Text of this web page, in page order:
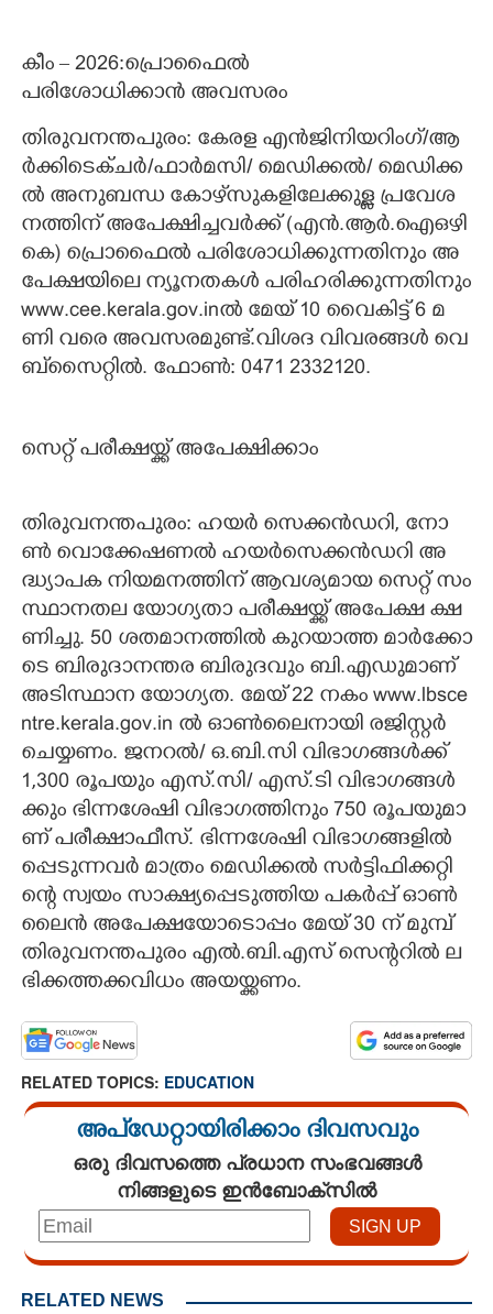
കീം​ ​–​ 2026​:​പ്രൊ​ഫൈ​ൽ
പ​രി​ശോ​ധി​ക്കാ​ൻ​ ​അ​വ​സ​രം
തി​രു​വ​ന​ന്ത​പു​രം​:​ ​കേ​ര​ള​ ​എ​ൻ​ജി​നി​യ​റിം​ഗ്/​ആ​
ർ​ക്കി​ടെ​ക്ച​ർ​/​ഫാ​ർ​മ​സി​/​ ​മെ​ഡി​ക്ക​ൽ​/​ ​മെ​ഡി​ക്ക​
ൽ​ ​അ​നു​ബ​ന്ധ​ ​കോ​ഴ്‌​സു​ക​ളി​ലേ​ക്കു​ള്ള​ ​പ്ര​വേ​ശ​
ന​ത്തി​ന് ​അ​പേ​ക്ഷി​ച്ച​വ​ർ​ക്ക് ​(​എ​ൻ.​ആ​‌​‌​‌​ർ​‌.​ഐ​ഒ​ഴി​
കെ​)​ ​പ്രൊ​ഫൈ​ൽ​ ​പ​രി​ശോ​ധി​ക്കു​ന്ന​തി​നും​ ​അ​
പേ​ക്ഷ​യി​ലെ​ ​ന്യൂ​ന​ത​ക​ൾ​ ​പ​രി​ഹ​രി​ക്കു​ന്ന​തി​നും​
​w​w​w.​c​e​e.​k​e​r​a​l​a.​g​o​v.​i​n​ൽ​ ​മേ​യ് 10​ ​വൈ​കി​ട്ട് 6​ ​മ​
ണി​ ​വ​രെ​ ​അ​വ​സ​ര​മു​ണ്ട്.​വി​ശ​ദ​ ​വി​വ​ര​ങ്ങ​ൾ​ ​വെ​
ബ്‌​സൈ​റ്റി​ൽ.​ ​ഫോ​ൺ​:​ 0471​ 2332120.
സെ​റ്റ് ​പ​രീ​ക്ഷ​യ്ക്ക് ​അ​പേ​ക്ഷി​ക്കാം
തി​രു​വ​ന​ന്ത​പു​രം​:​ ​ഹ​യ​ർ​ ​സെ​ക്ക​ൻ​ഡ​റി,​ ​നോ​
ൺ​ ​വൊ​ക്കേ​ഷ​ണ​ൽ​ ​ഹ​യ​ർ​സെ​ക്ക​ൻ​ഡ​റി​ ​അ​
ദ്ധ്യാ​പ​ക​ ​നി​യ​മ​ന​ത്തി​ന് ​ആ​വ​ശ്യ​മാ​യ​ ​സെ​റ്റ് ​സം​
സ്ഥാ​ന​ത​ല​ ​യോ​ഗ്യ​താ​ ​പ​രീ​ക്ഷ​യ്ക്ക് ​അ​പേ​ക്ഷ​ ​ക്ഷ​
ണി​ച്ചു.​ 50​ ​ശ​ത​മാ​ന​ത്തി​ൽ​ ​കു​റ​യാ​ത്ത​ ​മാ​ർ​ക്കോ​
ടെ​ ​ബി​രു​ദാ​ന​ന്ത​ര​ ​ബി​രു​ദ​വും​ ​ബി.​എ​ഡു​മാ​ണ് ​
അ​ടി​സ്ഥാ​ന​ ​യോ​ഗ്യ​ത.​ ​മേ​യ് 22​ ​ന​കം​ ​w​w​w.​l​b​s​c​e​
n​t​r​e.​k​e​r​a​l​a.​g​o​v.​i​n​ ​ൽ​ ​ഓ​ൺ​ലൈ​നാ​യി​ ​ര​ജി​സ്റ്റ​ർ​ ​
ചെ​യ്യ​ണം.​ ​ജ​ന​റ​ൽ​/​ ​ഒ.​ബി.​സി​ ​വി​ഭാ​ഗ​ങ്ങ​ൾ​ക്ക്
1,300​ ​രൂ​പ​യും​ ​എ​സ്.​സി​/​ ​എ​സ്.​ടി​ ​വി​ഭാ​ഗ​ങ്ങ​ൾ​
ക്കും​ ​ഭി​ന്ന​ശേ​ഷി​ ​വി​ഭാ​ഗ​ത്തി​നും​ 750​ ​രൂ​പ​യു​മാ​
ണ് ​പ​രീ​ക്ഷാ​ഫീ​സ്.​ ​ഭി​ന്ന​ശേ​ഷി​ ​വി​ഭാ​ഗ​ങ്ങ​ളി​ൽ​
പ്പെ​ടു​ന്ന​വ​ർ​ ​മാ​ത്രം​ ​മെ​ഡി​ക്ക​ൽ​ ​സ​ർ​ട്ടി​ഫി​ക്ക​റ്റി​
ന്റെ​ ​സ്വ​യം​ ​സാ​ക്ഷ്യ​പ്പെ​ടു​ത്തി​യ​ ​പ​ക​ർ​പ്പ് ​ഓ​ൺ​
ലൈ​ൻ​ ​അ​പേ​ക്ഷ​യോ​ടൊ​പ്പം​ ​മേ​യ് 30​ ​ന് ​മു​മ്പ് ​
തി​രു​വ​ന​ന്ത​പു​രം​ ​എ​ൽ.​ബി.​എ​സ് ​സെ​ന്റ​റി​ൽ​ ​ല​
ഭി​ക്ക​ത്ത​ക്ക​വി​ധം​ ​അ​യ​യ്ക്ക​ണം.
RELATED TOPICS: EDUCATION
അപ്ഡേറ്റായിരിക്കാം ദിവസവും
ഒരു ദിവസത്തെ പ്രധാന സംഭവങ്ങൾ
നിങ്ങളുടെ ഇൻബോക്സിൽ
RELATED NEWS